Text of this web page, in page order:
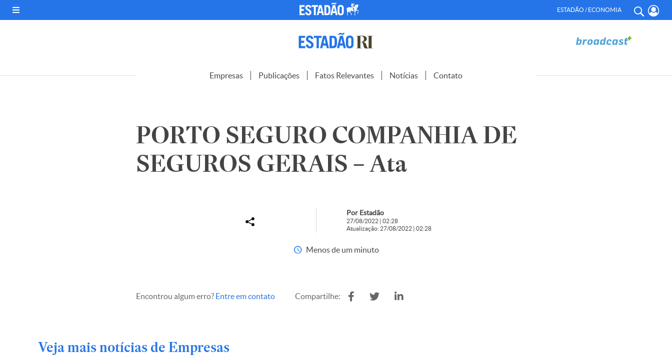
ESTADÃO / ECONOMIA
Empresas Publicações Fatos Relevantes Notícias Contato
PORTO SEGURO COMPANHIA DE
SEGUROS GERAIS – Ata
Por Estadão
27/08/2022 | 02:28
Atualização: 27/08/2022 | 02:28
Menos de um minuto
Encontrou algum erro? Entre em contato Compartilhe:
Veja mais notícias de Empresas